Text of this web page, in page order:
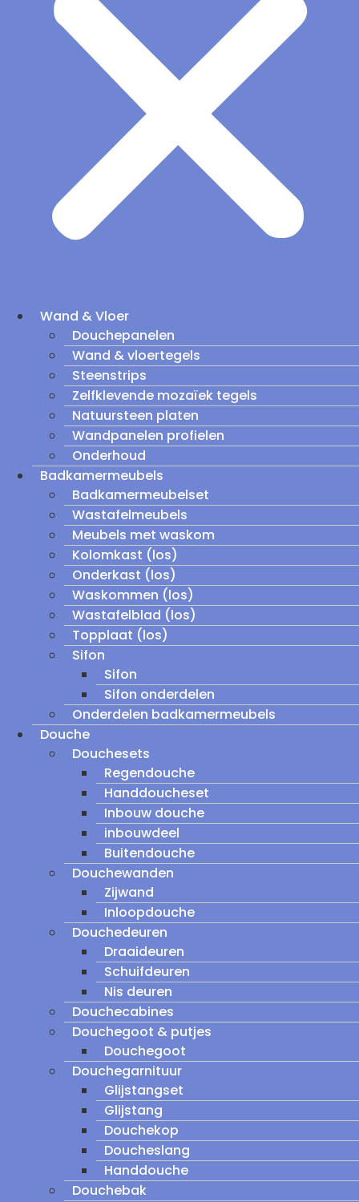
Wand & Vloer
Douchepanelen
Wand & vloertegels
Steenstrips
Zelfklevende mozaïek tegels
Natuursteen platen
Wandpanelen profielen
Onderhoud
Badkamermeubels
Badkamermeubelset
Wastafelmeubels
Meubels met waskom
Kolomkast (los)
Onderkast (los)
Waskommen (los)
Wastafelblad (los)
Topplaat (los)
Sifon
Sifon
Sifon onderdelen
Onderdelen badkamermeubels
Douche
Douchesets
Regendouche
Handdoucheset
Inbouw douche
inbouwdeel
Buitendouche
Douchewanden
Zijwand
Inloopdouche
Douchedeuren
Draaideuren
Schuifdeuren
Nis deuren
Douchecabines
Douchegoot & putjes
Douchegoot
Douchegarnituur
Glijstangset
Glijstang
Douchekop
Doucheslang
Handdouche
Douchebak